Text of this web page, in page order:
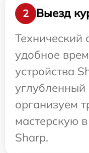
2
Выезд
Технический
удобное
устройства
организуем
мастерскую
Sharp.